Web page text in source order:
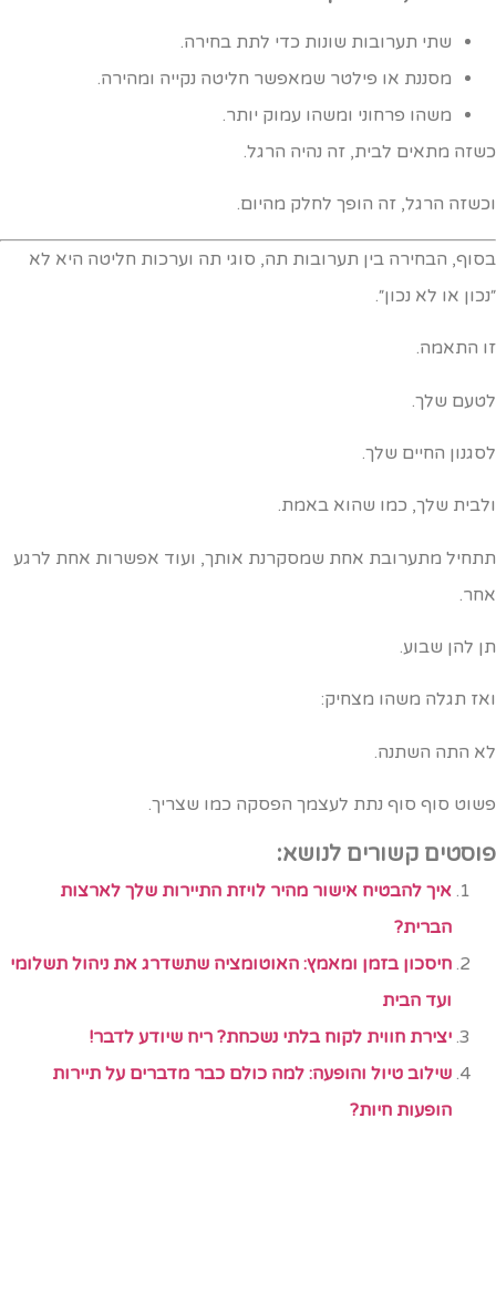
שתי תערובות שונות כדי לתת בחירה.
מסננת או פילטר שמאפשר חליטה נקייה ומהירה.
משהו פרחוני ומשהו עמוק יותר.
מתאים לבית, זה נהיה הרגל.
הרגל, זה הופך לחלק מהיום.
הבחירה בין תערובות תה, סוגי תה וערכות חליטה היא לא
או לא נכון״.
התאמה.
שלך.
החיים שלך.
שלך, כמו שהוא באמת.
מתערובת אחת שמסקרנת אותך, ועוד אפשרות אחת לרגע
להן שבוע.
תגלה משהו מצחיק:
התה השתנה.
סוף סוף נתת לעצמך הפסקה כמו שצריך.
קשורים לנושא:
איך להבטיח אישור מהיר לויזת התיירות שלך לארצות
הברית?
חיסכון בזמן ומאמץ: האוטומציה שתשדרג את ניהול תשלומי
ועד הבית
יצירת חווית לקוח בלתי נשכחת? ריח שיודע לדבר!
שילוב טיול והופעה: למה כולם כבר מדברים על תיירות
הופעות חיות?